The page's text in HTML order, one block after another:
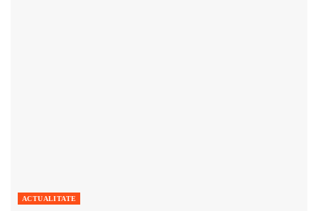
ACTUALITATE